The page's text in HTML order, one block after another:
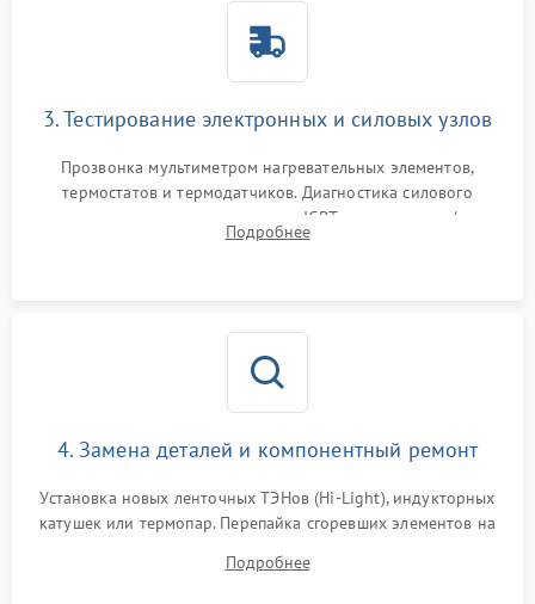
3. Тестирование электронных и силовых узлов
Прозвонка мультиметром нагревательных элементов,
термостатов и термодатчиков. Диагностика силового
модуля, реле, диодных мостов и IGBT-транзисторов (для
индукции). Проверка кранов и газ-контроля (для газовых
Подробнее
4. Замена деталей и компонентный ремонт
Установка новых ленточных ТЭНов (Hi-Light), индукторных
катушек или термопар. Перепайка сгоревших элементов на
дорожек. Очистка контактов и замена поврежденной
Подробнее